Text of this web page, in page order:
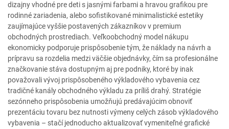
dizajny vhodné pre deti s jasnými farbami a hravou grafikou pre
rodinné zariadenia, alebo sofistikované minimalistické estetiky
zaujímajúce vyššie postavených zákazníkov v premium
obchodných prostrediach. Veľkoobchodný model nákupu
ekonomicky podporuje prispôsobenie tým, že náklady na návrh a
prípravu sa rozdelia medzi väčšie objednávky, čím sa profesionálne
značkovanie stáva dostupným aj pre podniky, ktoré by inak
považovali vývoj prispôsobeného výkladového vybavenia cez
tradičné kanály obchodného výkladu za príliš drahý. Stratégie
sezónneho prispôsobenia umožňujú predávajúcim obnoviť
prezentáciu tovaru bez nutnosti výmeny celých zásob výkladového
vybavenia – stačí jednoducho aktualizovať vymeniteľné grafické